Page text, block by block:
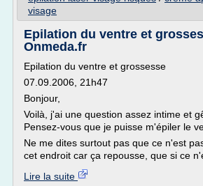
visage
Epilation du ventre et
Onmeda.fr
Epilation du ventre et grossesse
07.09.2006, 21h47
Bonjour,
Voilà, j'ai une question assez intime et
Pensez-vous que je puisse m'épiler le
Ne me dites surtout pas que ce n'est
cet endroit car ça repousse, que si ce
Lire la suite